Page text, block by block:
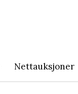
Nettauksjoner